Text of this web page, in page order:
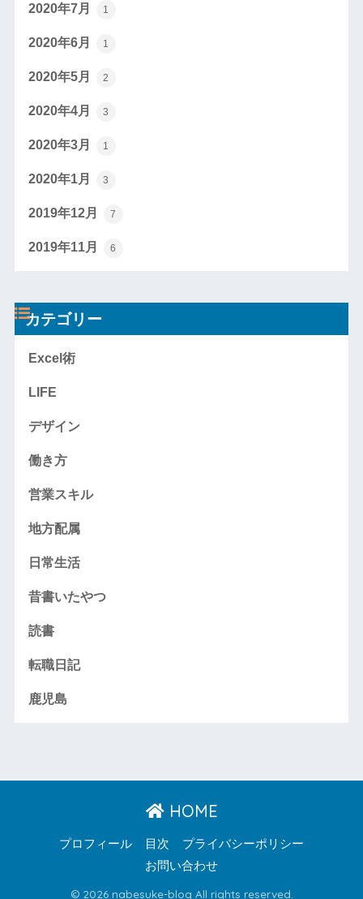
2020年7月 1
2020年6月 1
2020年5月 2
2020年4月 3
2020年3月 1
2020年1月 3
2019年12月 7
2019年11月 6
カテゴリー
Excel術
LIFE
デザイン
働き方
営業スキル
地方配属
日常生活
昔書いたやつ
読書
転職日記
鹿児島
HOME
プロフィール 目次
プライバシーポリシー
お問い合わせ
© 2026 nabesuke-blog All rights reserved.